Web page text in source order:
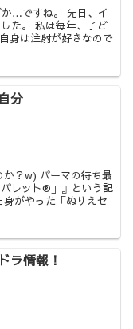
…ですね。 先日、イ
た。 私は毎年、子ど
身は注射が好きなので
分
？w) パーマの待ち最
レット®」』という記
がやった「ぬりえセ
ラ情報！